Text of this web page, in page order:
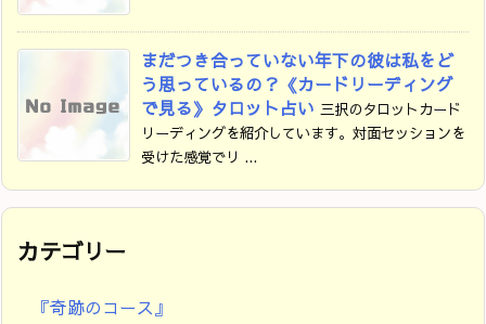
まだつき合っていない年下の彼は私をど
う思っているの？《カードリーディング
で見る》タロット占い 三択のタロットカード
リーディングを紹介しています。対面セッションを
受けた感覚でリ ...
カテゴリー
『奇跡のコース』